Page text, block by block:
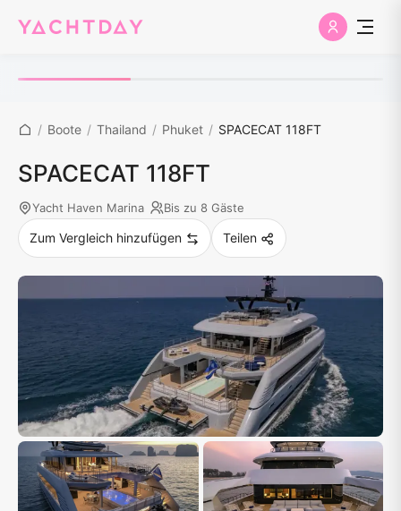
/ Boote / Thailand / Phuket / SPACECAT 118FT
SPACECAT 118FT
Yacht Haven Marina Bis zu 8 Gäste
Zum Vergleich hinzufügen Teilen